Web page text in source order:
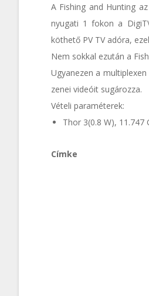
A Fishing and Hunting
nyugati 1 fokon a
köthető PV TV adóra,
Nem sokkal ezután a
Ugyanezen a
zenei videóit sugározza.
Vételi paraméterek:
Thor 3(0.8 W), 11.747
Címke